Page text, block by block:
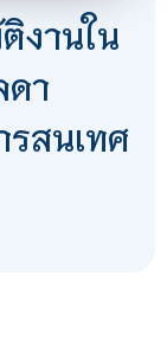
งานใน
ดา
รสนเทศ